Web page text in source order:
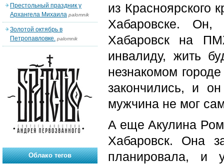
из Красноярского
Хабаровске.
Хабаровск на
инвалиду, жить
незнакомом
закончились, и
мужчина не мог
А еще Акулина
Хабаровск. Она
планировала, и
Престольный праздник у
Архангела Михаила palomnik
Золотой октябрь в
Петропавловке. palomnik
Облако тегов